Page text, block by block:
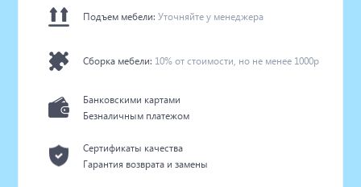
Подъем мебели:Уточняйте у менеджера
Сборка мебели: 10% от стоимости, но не менее 1000р
Банковскими картами
Безналичным платежом
Сертификаты качества
Гарантия возврата и замены